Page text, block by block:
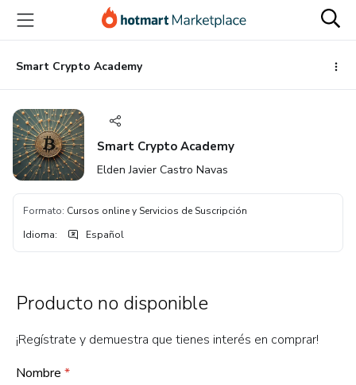
principal
página
de
página
Smart Crypto Academy
Smart Crypto Academy
Elden Javier Castro Navas
Formato: Cursos online y Servicios de Suscripción
Idioma: Español
Producto no disponible
¡Regístrate y demuestra que tienes interés en comprar!
Nombre *